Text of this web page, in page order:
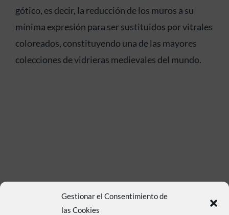
Gestionar el Consentimiento de
las Cookies
gótico, es decir, la reducción de los muros a su
mínima expresión para ser sustituidos por vitrales
coloreados, constituyendo una de las mayores
colecciones de vidrieras medievales del mundo.